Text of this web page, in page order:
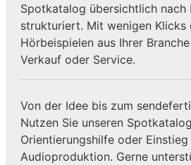
Spotkatalog übersichtlich nach
strukturiert. Mit wenigen Klicks
Hörbeispielen aus Ihrer
Verkauf oder Service.
Von der Idee bis zum
Nutzen Sie unseren
Orientierungshilfe oder
Audioproduktion. Gerne